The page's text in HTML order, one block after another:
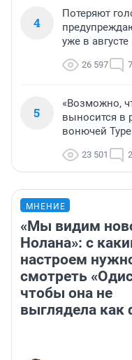
4
Потеряют
уже в августе
26 597 7
5
«Возможно,
выносится в
вонючей
23 501
МНЕНИЕ
«Мы видим
Нолана»: с
настроем
смотреть
чтобы она не
выглядела как